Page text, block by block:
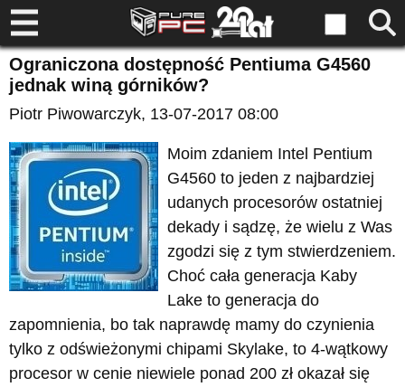
Ograniczona dostępność Pentiuma G4560
jednak winą górników?
Piotr Piwowarczyk, 13-07-2017 08:00
Moim zdaniem Intel Pentium
G4560 to jeden z najbardziej
udanych procesorów ostatniej
dekady i sądzę, że wielu z Was
zgodzi się z tym stwierdzeniem.
Choć cała generacja Kaby
Lake to generacja do
zapomnienia, bo tak naprawdę mamy do czynienia
tylko z odświeżonymi chipami Skylake, to 4-wątkowy
procesor w cenie niewiele ponad 200 zł okazał się